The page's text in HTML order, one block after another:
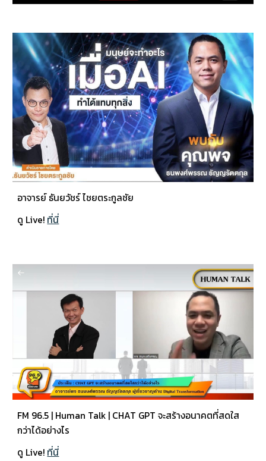
อาจารย์ ธันยวัชร์ ไชยตระกูลชัย
ดู Live! ที่นี่
FM 96.5 | Human Talk | CHAT GPT จะสร้างอนาคตที่สดใส
กว่าได้อย่างไร
ดู Live! ที่นี่